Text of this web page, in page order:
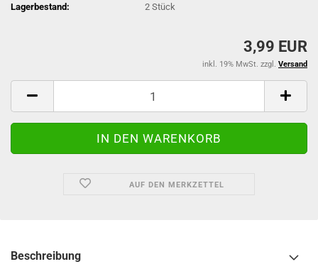
Lagerbestand:
2Stück
3,99 EUR
inkl. 19% MwSt. zzgl. Versand
AUF DEN MERKZETTEL
Beschreibung